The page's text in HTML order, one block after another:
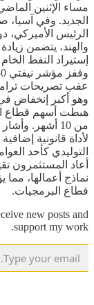
مساء الإثنين
الجديد. وفي
الرئيس الأميركي،
والهند، يتضمن
إستيراد النفط
وهو أكبر إنخفاض
‌من 10 أشهر.
لأداة قانونية
التوليدي كأحد
أعاد المستثمرون
نماذج ​أعمالها، مما
قطاع البرمجيات.
new posts and
support my work.